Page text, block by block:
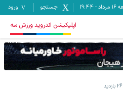
-
19:44 جستجو ورود
اپلیکیشن اندروید ورزش سه
بازدید